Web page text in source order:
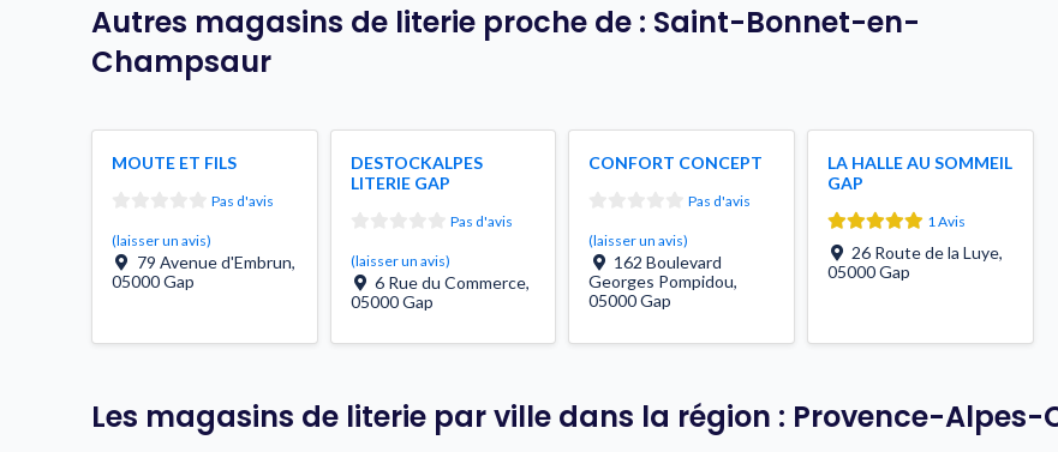
Autres magasins de literie proche de : Saint-Bonnet-en-
Champsaur
MOUTE ET FILS
Pas d'avis
(laisser un avis)
79 Avenue d'Embrun,
05000Gap
DESTOCKALPES
LITERIE GAP
Pas d'avis
(laisser un avis)
6 Rue du Commerce,
05000Gap
CONFORT CONCEPT
Pas d'avis
(laisser un avis)
162 Boulevard
Georges Pompidou,
05000Gap
LA HALLE AU SOMMEIL
GAP
1 Avis
26 Route de la Luye,
05000Gap
Les magasins de literie par ville dans la région : Provence-Alpes-